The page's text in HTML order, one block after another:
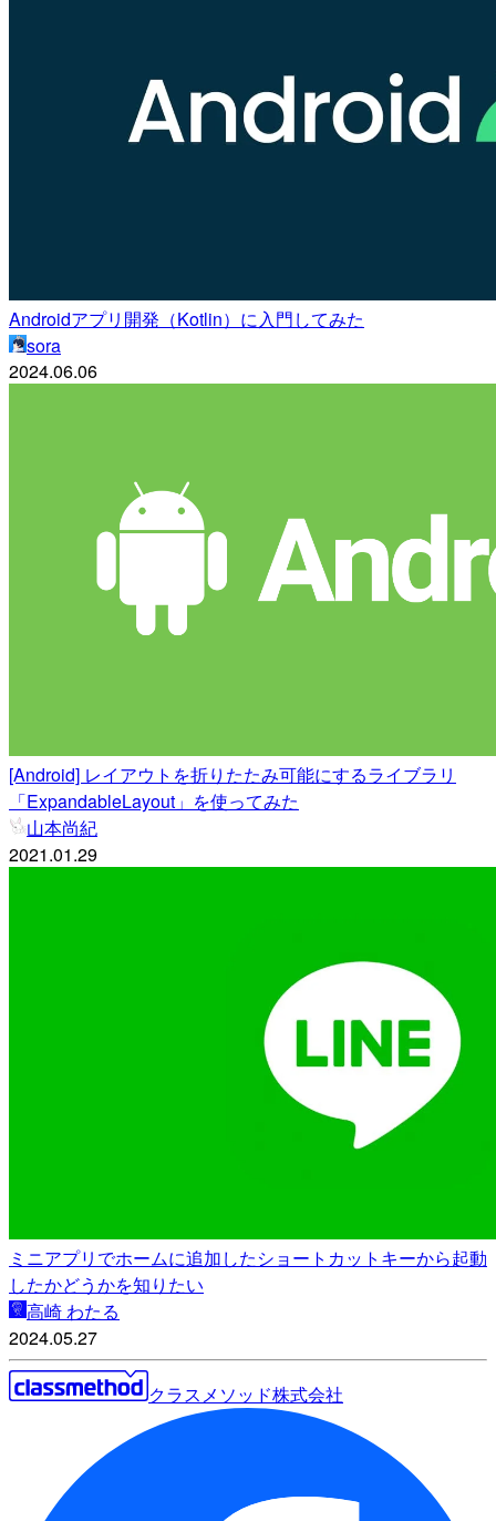
Androidアプリ開発（Kotlin）に入門してみた
sora
2024.06.06
[Android] レイアウトを折りたたみ可能にするライブラリ
「ExpandableLayout」を使ってみた
山本尚紀
2021.01.29
ミニアプリでホームに追加したショートカットキーから起動
したかどうかを知りたい
高崎 わたる
2024.05.27
クラスメソッド株式会社